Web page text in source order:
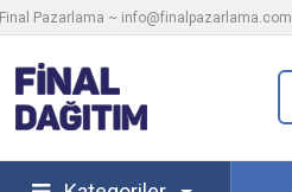
Final Pazarlama ~ info@finalpazarlama.com